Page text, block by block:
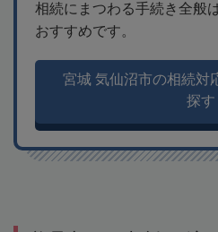
相続にまつわる手続き全般
おすすめです。
宮城 気仙沼市の相続対
探す